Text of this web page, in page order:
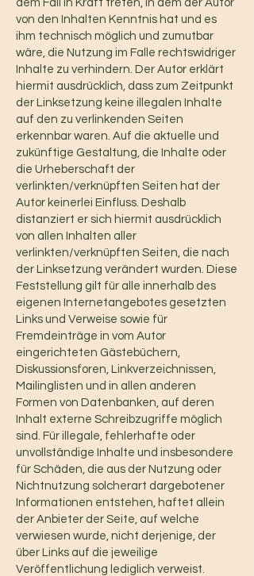
dem Fall in Kraft treten, in dem der Autor
von den Inhalten Kenntnis hat und es
ihm technisch möglich und zumutbar
wäre, die Nutzung im Falle rechtswidriger
Inhalte zu verhindern. Der Autor erklärt
hiermit ausdrücklich, dass zum Zeitpunkt
der Linksetzung keine illegalen Inhalte
auf den zu verlinkenden Seiten
erkennbar waren. Auf die aktuelle und
zukünftige Gestaltung, die Inhalte oder
die Urheberschaft der
verlinkten/verknüpften Seiten hat der
Autor keinerlei Einfluss. Deshalb
distanziert er sich hiermit ausdrücklich
von allen Inhalten aller
verlinkten/verknüpften Seiten, die nach
der Linksetzung verändert wurden. Diese
Feststellung gilt für alle innerhalb des
eigenen Internetangebotes gesetzten
Links und Verweise sowie für
Fremdeinträge in vom Autor
eingerichteten Gästebüchern,
Diskussionsforen, Linkverzeichnissen,
Mailinglisten und in allen anderen
Formen von Datenbanken, auf deren
Inhalt externe Schreibzugriffe möglich
sind. Für illegale, fehlerhafte oder
unvollständige Inhalte und insbesondere
für Schäden, die aus der Nutzung oder
Nichtnutzung solcherart dargebotener
Informationen entstehen, haftet allein
der Anbieter der Seite, auf welche
verwiesen wurde, nicht derjenige, der
über Links auf die jeweilige
Veröffentlichung lediglich verweist.